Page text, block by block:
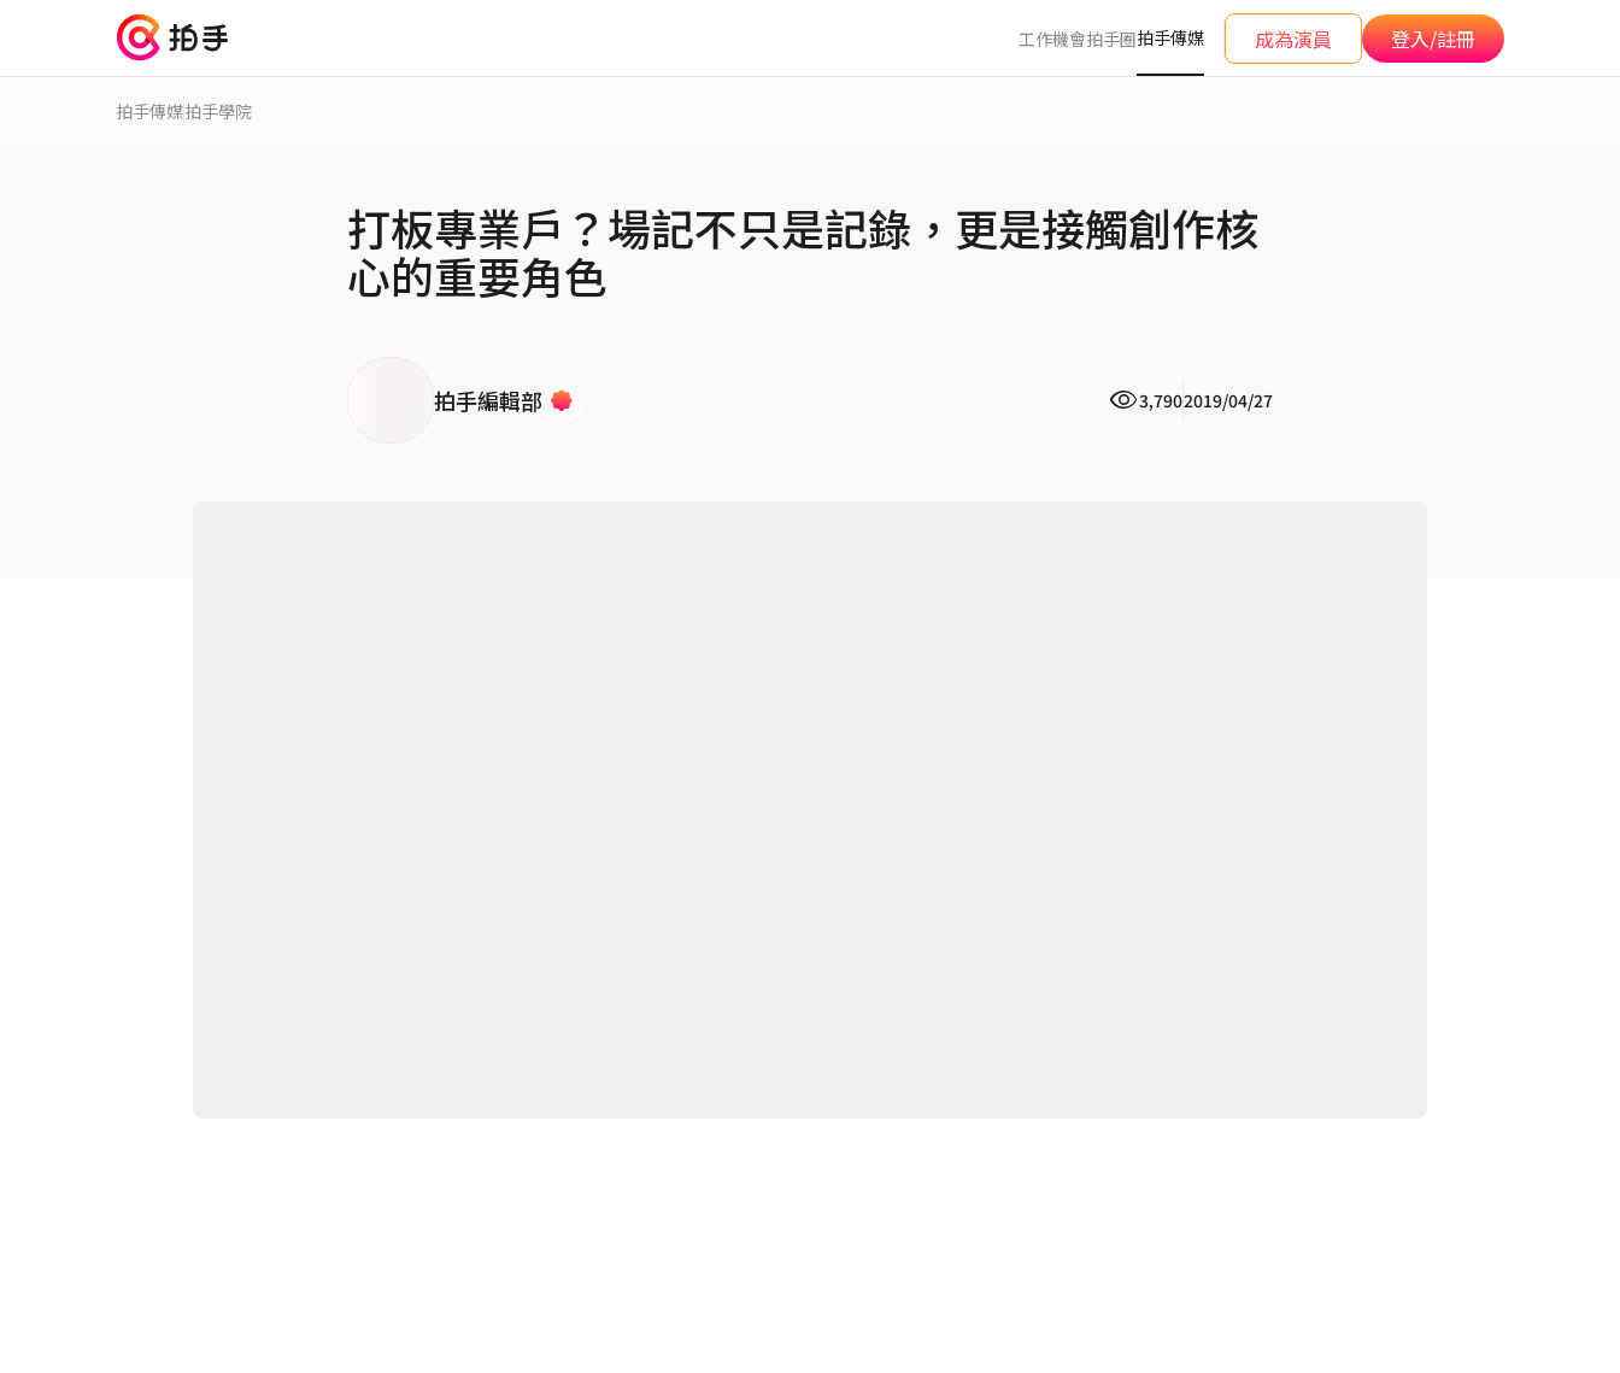
工作機會拍手圈拍手傳媒 成為演員 登入/註冊
拍手傳媒拍手學院
打板專業戶？場記不只是記錄，更是接觸創作核
心的重要角色
拍手編輯部 3,7902019/04/27